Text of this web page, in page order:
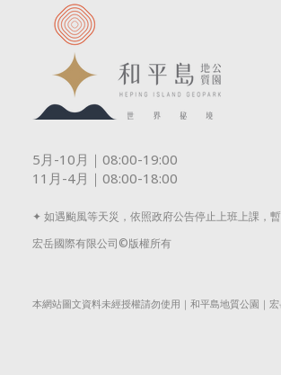
5月-10月｜08:00-19:00
11月-4月｜08:00-18:00
✦ 如遇颱風等天災，依照政府公告停止上班上課，
宏岳國際有限公司©版權所有
本網站圖文資料未經授權請勿使用｜和平島地質公園｜